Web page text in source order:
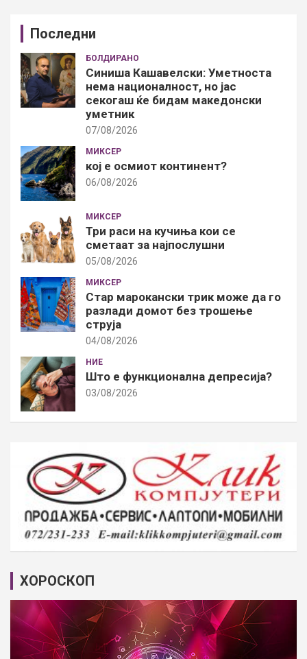
Последни
БОЛДИРАНО
Синиша Кашавелски: Уметноста
нема националност, но јас
секогаш ќе бидам македонски
уметник
07/08/2026
МИКСЕР
кој е осмиот континент?
06/08/2026
МИКСЕР
Три раси на кучиња кои се
сметаат за најпослушни
05/08/2026
МИКСЕР
Стар марокански трик може да го
разлади домот без трошење
струја
04/08/2026
НИЕ
Што е функционална депресија?
03/08/2026
ХОРОСКОП